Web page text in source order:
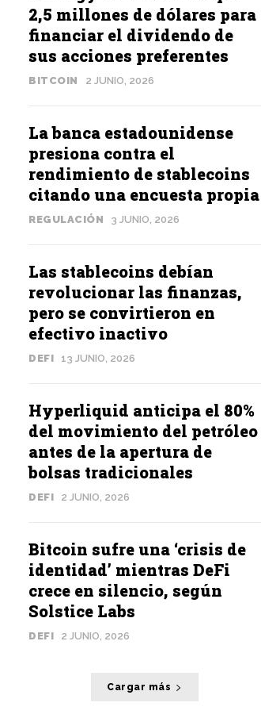
2,5 millones de dólares para
financiar el dividendo de
sus acciones preferentes
BITCOIN 2 JUNIO, 2026
La banca estadounidense
presiona contra el
rendimiento de stablecoins
citando una encuesta propia
REGULACIÓN 3 JUNIO, 2026
Las stablecoins debían
revolucionar las finanzas,
pero se convirtieron en
efectivo inactivo
DEFI 13 JUNIO, 2026
Hyperliquid anticipa el 80%
del movimiento del petróleo
antes de la apertura de
bolsas tradicionales
DEFI 2 JUNIO, 2026
Bitcoin sufre una ‘crisis de
identidad’ mientras DeFi
crece en silencio, según
Solstice Labs
DEFI 2 JUNIO, 2026
Cargar más